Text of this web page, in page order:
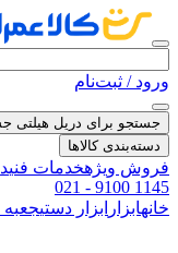
ورود / ثبت‌نام
جستجو برای دریل هیلتی
دسته‌بندی کالاها
فروش ویژهخدمات فنی
021 - 9100 1145
خانهابزار ابزار دستیجعبه